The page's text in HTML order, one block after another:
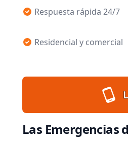
Respuesta rápida 24/7
Residencial y comercial
Las Emergencias